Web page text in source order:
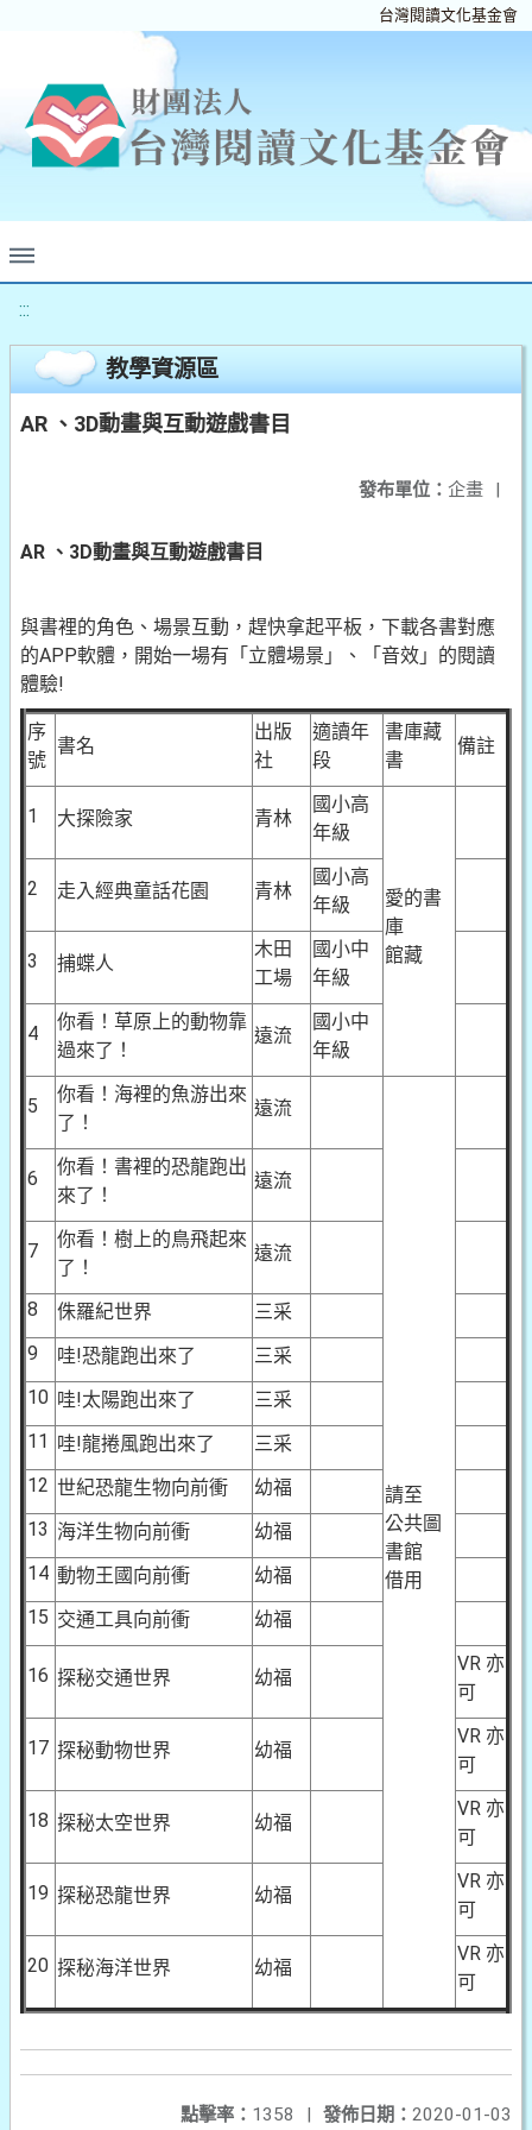
台灣閱讀文化基金會
:::
教學資源區
AR 、3D動畫與互動遊戲書目
發布單位： 企畫 |
AR 、3D動畫與互動遊戲書目
與書裡的角色、場景互動，趕快拿起平板，下載各書對應
的APP軟體，開始一場有「立體場景」、「音效」的閱讀
體驗!
序
號
書名
出版
社
適讀年
段
書庫藏
書
備註
1 大探險家 青林
國小高
年級
愛的書
庫
館藏
2 走入經典童話花園 青林
國小高
年級
3 捕蝶人
木田
工場
國小中
年級
4
你看！草原上的動物靠
過來了！
遠流
國小中
年級
5
你看！海裡的魚游出來
了！
遠流
請至
公共圖
書館
借用
6
你看！書裡的恐龍跑出
來了！
遠流
7
你看！樹上的鳥飛起來
了！
遠流
8 侏羅紀世界
三采
9
哇!恐龍跑出來了
三采
10 哇!太陽跑出來了
三采
11 哇!龍捲風跑出來了
三采
12 世紀恐龍生物向前衝
幼福
13 海洋生物向前衝
幼福
14 動物王國向前衝
幼福
15 交通工具向前衝 幼福
16 探秘交通世界 幼福
VR 亦
可
17 探秘動物世界 幼福
VR 亦
可
18 探秘太空世界 幼福
VR 亦
可
19 探秘恐龍世界 幼福
VR 亦
可
20 探秘海洋世界 幼福
VR 亦
可
發佈日期： 2020-01-03
點擊率： 1358 |